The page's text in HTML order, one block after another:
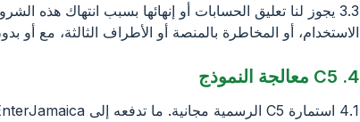
3.3 يجوز لنا تعليق الحسابات أو إنهائها بسبب انتهاك هذه
الاستخدام، أو المخاطرة بالمنصة أو الأطراف الثالثة، مع
4. C5 معالجة النموذج